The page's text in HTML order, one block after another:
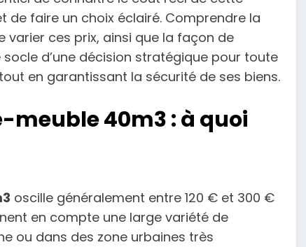
de faire un choix éclairé. Comprendre la
ces prix, ainsi que la façon de
d’une décision stratégique pour toute
en garantissant la sécurité de ses biens.
meuble 40m3 : à quoi
oscille généralement entre 120 € et 300 €
en compte une large variété de
ou dans des zone urbaines très